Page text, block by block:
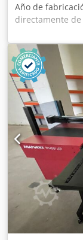
Año de
directamente
meses. Chodob
600BD, 338 mm
Especificación:
muchos
30 con diodo